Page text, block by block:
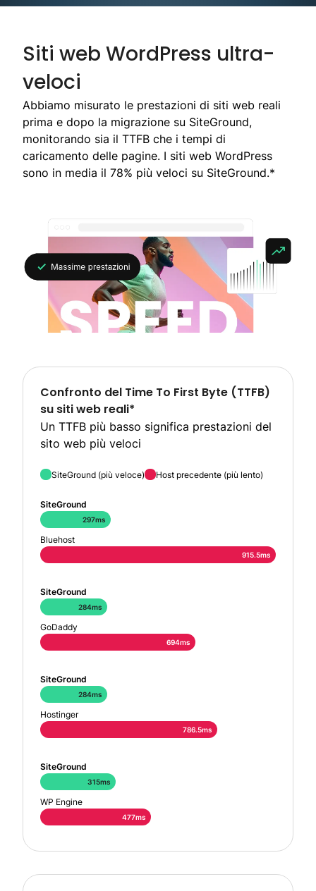
Siti web WordPress ultra-
veloci
Abbiamo misurato le prestazioni di siti web reali
prima e dopo la migrazione su SiteGround,
monitorando sia il TTFB che i tempi di
caricamento delle pagine. I siti web WordPress
sono in media il 78% più veloci su SiteGround.*
Confronto del Time To First Byte (TTFB)
su siti web reali*
Un TTFB più basso significa prestazioni del
sito web più veloci
SiteGround (più veloce) Host precedente (più lento)
SiteGround
297ms
Bluehost
915.5ms
SiteGround
284ms
GoDaddy
694ms
SiteGround
284ms
Hostinger
786.5ms
SiteGround
315ms
WP Engine
477ms